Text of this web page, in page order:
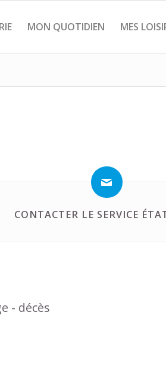
MON QUOTIDIEN MES
CONTACTER LE SERVICE
- décès